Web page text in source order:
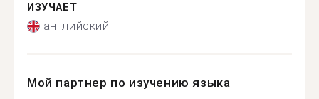
ИЗУЧАЕТ
английский
Мой партнер по изучению языка